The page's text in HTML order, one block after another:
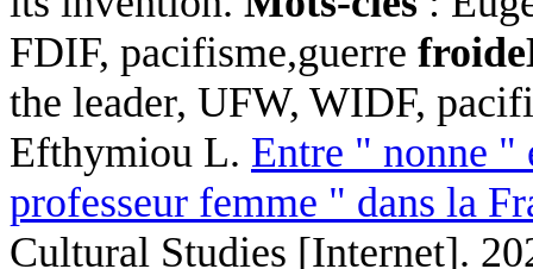
FDIF, pacifisme,guerre froide
the leader, UFW, WIDF,
Efthymiou L. Entre " nonne "
professeur femme " dans la
Cultural Studies [Internet].